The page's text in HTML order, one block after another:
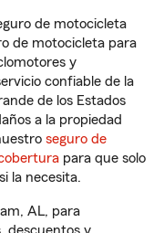
de motocicleta
de motocicleta para
y
confiable de la
de los Estados
a la propiedad
seguro de
para que solo
la necesita.
AL, para